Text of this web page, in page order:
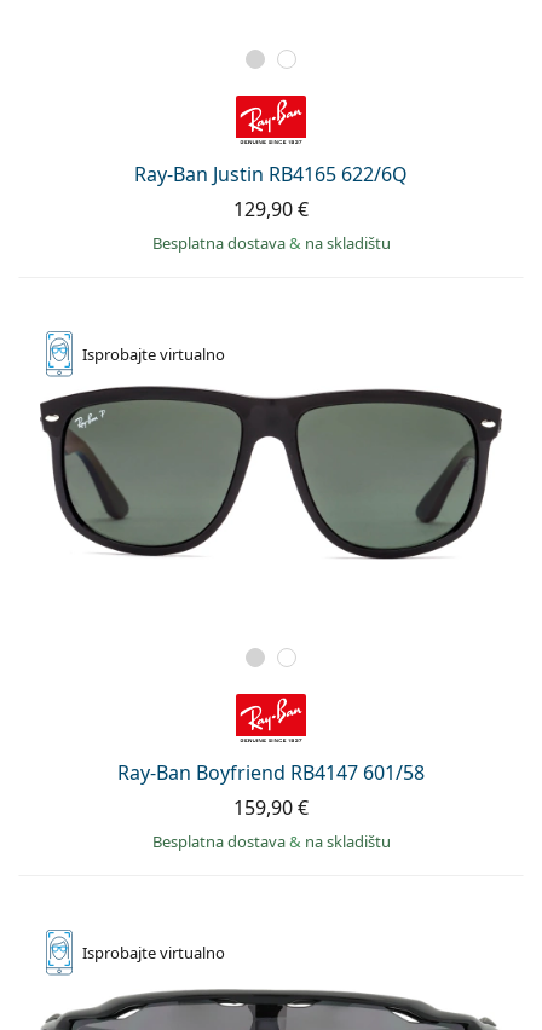
Ray-Ban Justin RB4165 622/6Q
129,90 €
Besplatna dostava& na skladištu
Isprobajtevirtualno
Ray-Ban Boyfriend RB4147 601/58
159,90 €
Besplatna dostava& na skladištu
Isprobajtevirtualno